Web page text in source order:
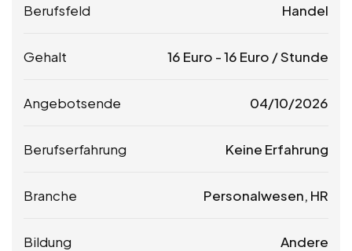
Berufsfeld Handel
Gehalt 16 Euro -16 Euro / Stunde
Angebotsende 04/10/2026
Berufserfahrung Keine Erfahrung
Branche Personalwesen, HR
Bildung Andere